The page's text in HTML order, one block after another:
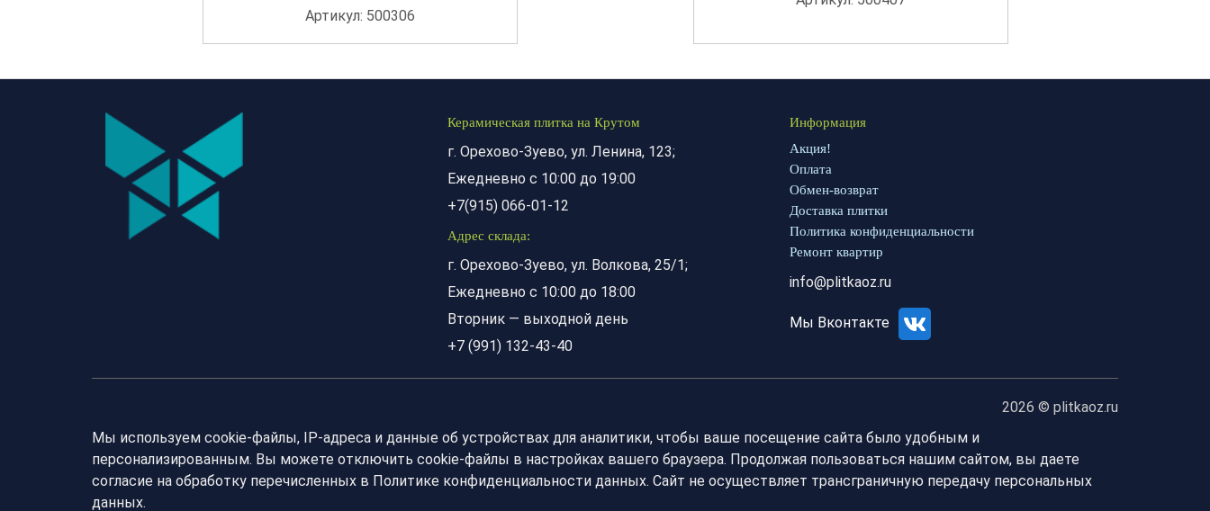
Артикул: 500306
Керамическая плитка на Крутом
г. Орехово-Зуево, ул. Ленина, 123;
Ежедневно с 10:00 до 19:00
+7(915) 066-01-12
Адрес склада:
г. Орехово-Зуево, ул. Волкова, 25/1;
Ежедневно с 10:00 до 18:00
Вторник — выходной день
+7 (991) 132-43-40
Информация
Акция!
Оплата
Обмен-возврат
Доставка плитки
Политика конфиденциальности
Ремонт квартир
info@plitkaoz.ru
Мы Вконтакте
2026 © plitkaoz.ru
Мы используем cookie-файлы, IP-адреса и данные об устройствах для аналитики, чтобы ваше посещение сайта было удобным и
персонализированным. Вы можете отключить cookie-файлы в настройках вашего браузера. Продолжая пользоваться нашим сайтом, вы даете
согласие на обработку перечисленных в Политике конфиденциальности данных. Сайт не осуществляет трансграничную передачу персональных
данных.